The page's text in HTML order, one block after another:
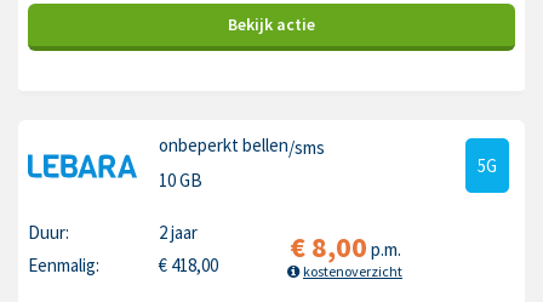
Bekijk actie
onbeperkt bellen/sms
10 GB
5G
Duur:
2 jaar
Eenmalig:
€ 418,00 €8,00 p.m.
kostenoverzicht